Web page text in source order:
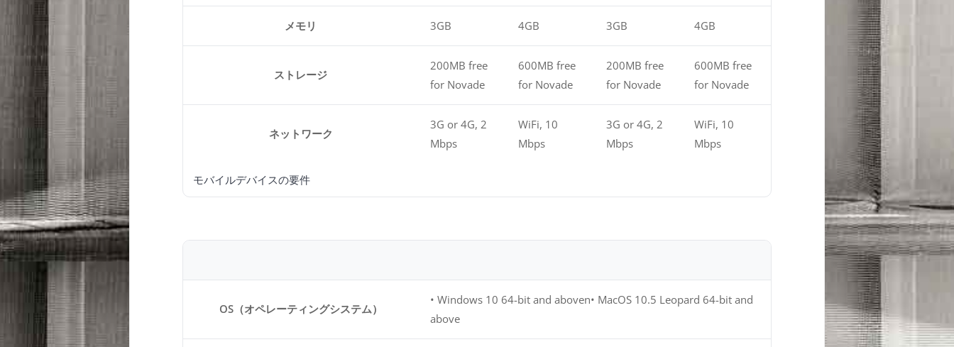
モバイルデバイスの要件
メモリ 3GB 4GB 3GB 4GB
ストレージ
200MB free
for Novade
600MB free
for Novade
200MB free
for Novade
600MB free
for Novade
ネットワーク
3G or 4G, 2
Mbps
WiFi, 10
Mbps
3G or 4G, 2
Mbps
WiFi, 10
Mbps
OS（オペレーティングシステム）
• Windows 10 64-bit and aboven• MacOS 10.5 Leopard 64-bit and
above